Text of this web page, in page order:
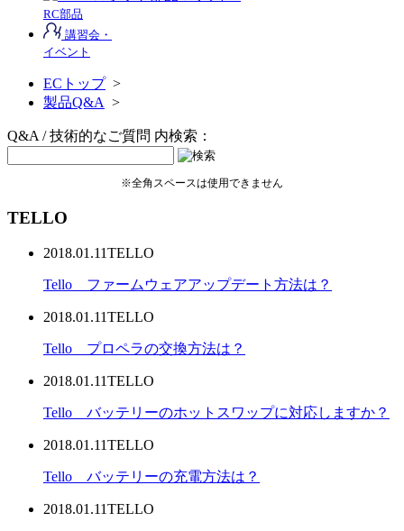
RC部品
講習会・
イベント
ECトップ>
製品Q&A >
Q&A / 技術的なご質問 内検索：
※全角スペースは使用できません
TELLO
2018.01.11TELLO
Tello ファームウェアアップデート方法は？
2018.01.11TELLO
Tello プロペラの交換方法は？
2018.01.11TELLO
Tello バッテリーのホットスワップに対応しますか？
2018.01.11TELLO
Tello バッテリーの充電方法は？
2018.01.11TELLO